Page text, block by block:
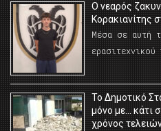
O νεαρός
Κορακιανίτης
Μέσα σε αυτή
Το Δημοτικό
μόνο με… κάτι
χρόνος